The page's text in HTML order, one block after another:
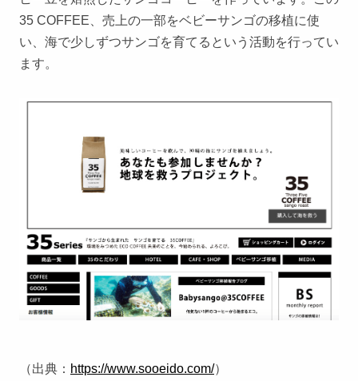
35 COFFEE、売上の一部をベビーサンゴの移植に使
い、海で少しずつサンゴを育てるという活動を行ってい
ます。
（出典： https://www.sooeido.com/）